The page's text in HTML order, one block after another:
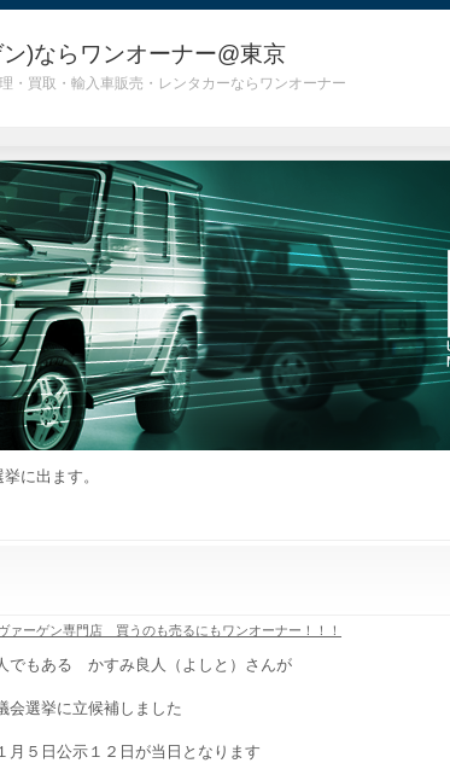
)ならワンオーナー@東京
買取・輸入車販売・レンタカーならワンオーナー
に出ます。
ーゲン専門店 買うのも売るにもワンオーナー！！！
でもある かすみ良人（よしと）さんが
会選挙に立候補しました
月５日公示１２日が当日となります